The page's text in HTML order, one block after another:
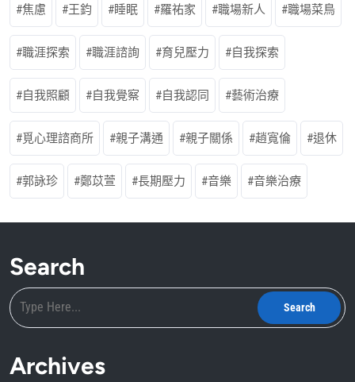
焦慮 王鈞 睡眠 羅祐家 職場新人 職場菜鳥
職涯探索 職涯諮詢 育兒壓力 自我探索
自我照顧 自我覺察 自我認同 藝術治療
覓心理諮商所 親子溝通 親子關係 趙寬倫 退休
郭詠珍 鄭苡萱 長期壓力 音樂 音樂治療
Search
Archives